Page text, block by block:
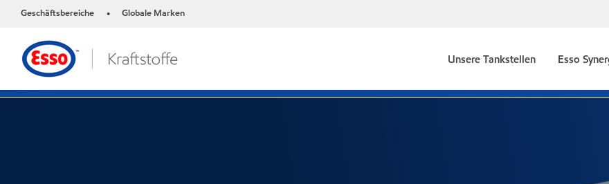
Geschäftsbereiche • Globale Marken
Unsere Tankstellen Esso